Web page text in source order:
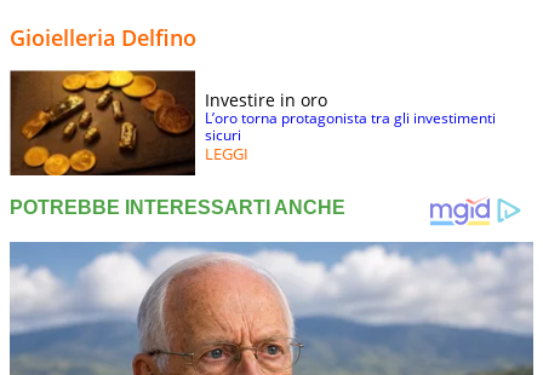
Gioielleria Delfino
Investire in oro
L’oro torna protagonista tra gli investimenti
sicuri
LEGGI